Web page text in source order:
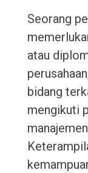
Seorang
atau
bidang
mengikuti